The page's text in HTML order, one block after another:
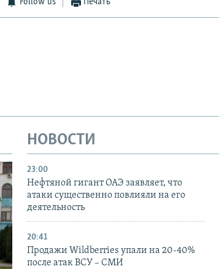
Follow us Печать
НОВОСТИ
23:00
Нефтяной гигант ОАЭ заявляет, что
атаки существенно повлияли на его
деятельность
20:41
Продажи Wildberries упали на 20-40%
после атак ВСУ – СМИ